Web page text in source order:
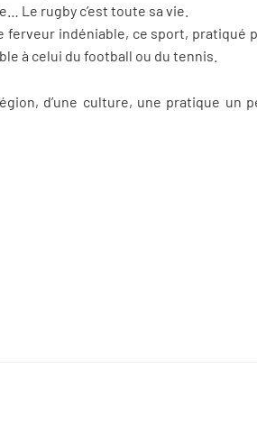
Le rugby c’est toute sa vie.
ferveur indéniable, ce sport, pratiqué
à celui du football ou du tennis.
d’une culture, une pratique un